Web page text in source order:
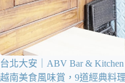
台北大安｜ABV Bar &
越南美食風味賞，9道經典料